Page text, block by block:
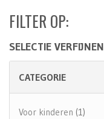
FILTER OP:
SELECTIE VERFIJNEN
CATEGORIE
Voor kinderen (1)